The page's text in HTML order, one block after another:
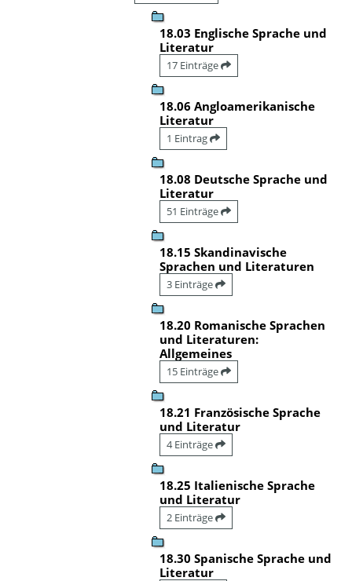
18.03 Englische Sprache und
Literatur
17 Einträge
18.06 Angloamerikanische
Literatur
1 Eintrag
18.08 Deutsche Sprache und
Literatur
51 Einträge
18.15 Skandinavische
Sprachen und Literaturen
3 Einträge
18.20 Romanische Sprachen
und Literaturen:
Allgemeines
15 Einträge
18.21 Französische Sprache
und Literatur
4 Einträge
18.25 Italienische Sprache
und Literatur
2 Einträge
18.30 Spanische Sprache und
Literatur